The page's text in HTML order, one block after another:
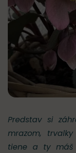
Predstav si
mrazom,
tiene a ty máš